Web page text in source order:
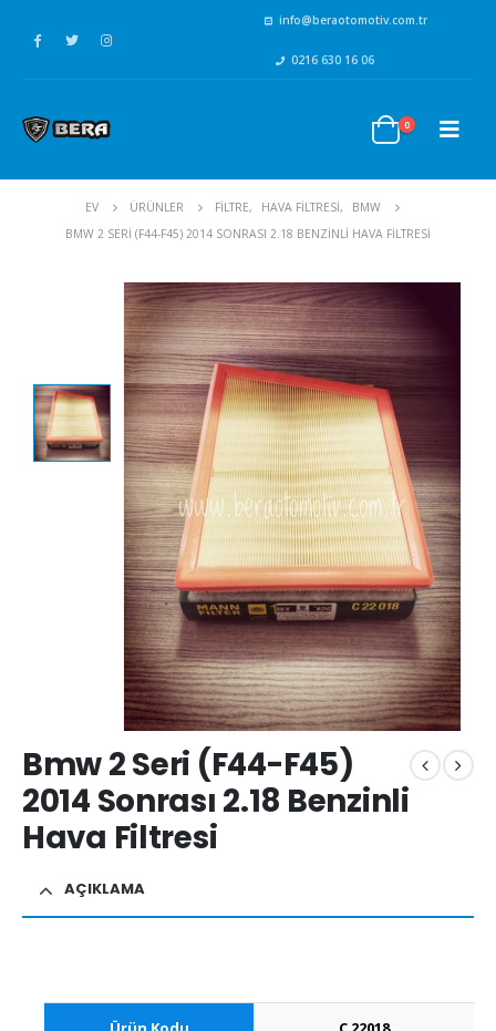
info@beraotomotiv.com.tr
0216 630 16 06
0
EV ÜRÜNLER FİLTRE, HAVA FİLTRESİ,
BMW
BMW 2 SERI (F44-F45) 2014 SONRASI 2.18 BENZINLI HAVA FILTRESI
Bmw 2 Seri (F44-F45)
2014 Sonrası 2.18 Benzinli
Hava Filtresi
AÇIKLAMA